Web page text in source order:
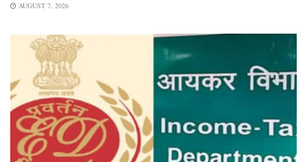
AUGUST 7, 2026